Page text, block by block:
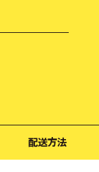
て
reserved.
配送方法